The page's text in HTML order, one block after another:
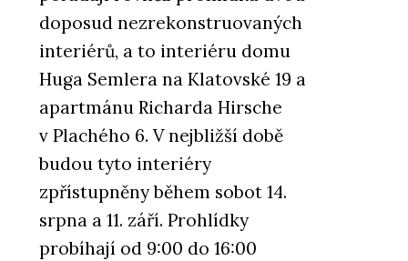
doposud nezrekonstruovaných
interiérů, a to interiéru domu
Huga Semlera na Klatovské 19 a
apartmánu Richarda Hirsche
v Plachého 6. V nejbližší době
budou tyto interiéry
zpřístupněny během sobot 14.
srpna a 11. září. Prohlídky
probíhají od 9:00 do 16:00